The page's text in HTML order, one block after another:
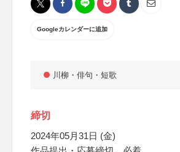
Googleカレンダーに追加
川柳・俳句・短歌
締切
2024年05月31日 (金)